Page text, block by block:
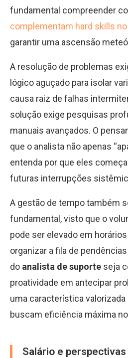
fundamental compreender
complementam hard skills
garantir uma ascensão
A resolução de problemas
lógico aguçado para isolar
causa raiz de falhas
solução exige pesquisas
manuais avançados. O
que o analista não apenas
entenda por que eles
futuras interrupções
A gestão de tempo também
fundamental, visto que o
pode ser elevado em
organizar a fila de
do analista de suporte seja
proatividade em antecipar
uma característica
buscam eficiência máxima
Salário e